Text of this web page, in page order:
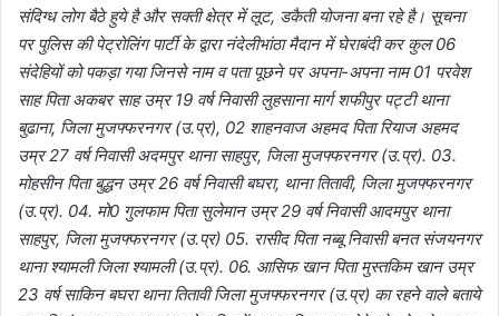
संदिग्ध लोग बैठे हुये है और सक्ती क्षेत्र में लूट, डकैती योजना बना रहे है। सूचना
पर पुलिस की पेट्रोलिंग पार्टी के द्वारा नंदेलीभांठा मैदान में घेराबंदी कर कुल 06
संदेहियों को पकड़ा गया जिनसे नाम व पता पूछने पर अपना-अपना नाम 01 परवेश
साह पिता अकबर साह उम्र 19 वर्ष निवासी लुहसाना मार्ग शफीपुर पट्टी थाना
बुढाना, जिला मुजफ्फरनगर (उ.प्र), 02 शाहनवाज अहमद पिता रियाज अहमद
उम्र 27 वर्ष निवासी अदमपुर थाना साहपुर, जिला मुजफ्फरनगर (उ.प्र). 03.
मोहसीन पिता बुद्धन उम्र 26 वर्ष निवासी बघरा, थाना तितावी, जिला मुजफ्फरनगर
(उ.प्र). 04. मो0 गुलफाम पिता सुलेमान उम्र 29 वर्ष निवासी आदमपुर थाना
साहपुर, जिला मुजफ्फरनगर (उ.प्र) 05. रासीद पिता नब्बू निवासी बनत संजयनगर
थाना श्यामली जिला श्यामली (उ.प्र). 06. आसिफ खान पिता मुस्तकिम खान उम्र
23 वर्ष साकिन बघरा थाना तितावी जिला मुजफ्फरनगर (उ.प्र) का रहने वाले बताये